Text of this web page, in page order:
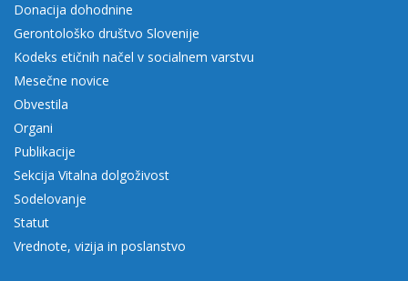
Donacija dohodnine
Gerontološko društvo Slovenije
Kodeks etičnih načel v socialnem varstvu
Mesečne novice
Obvestila
Organi
Publikacije
Sekcija Vitalna dolgoživost
Sodelovanje
Statut
Vrednote, vizija in poslanstvo